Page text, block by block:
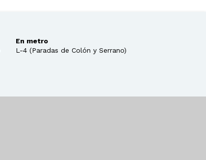
En metro
L-4 (Paradas de Colón y Serrano)